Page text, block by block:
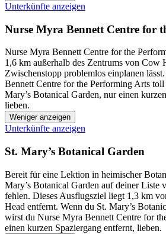
Unterkünfte anzeigen
Nurse Myra Bennett Centre for
Nurse Myra Bennett Centre for the
1,6 km außerhalb des Zentrums von Cow
Zwischenstopp problemlos einplanen
Bennett Centre for the Performing Arts
Mary’s Botanical Garden, nur einen
lieben.
Weniger anzeigen
Unterkünfte anzeigen
St. Mary’s Botanical Garden
Bereit für eine Lektion in heimischer
Mary’s Botanical Garden auf deiner Liste
fehlen. Dieses Ausflugsziel liegt 1,3 km
Head entfernt. Wenn du St. Mary’s
wirst du Nurse Myra Bennett Centre for
einen kurzen Spaziergang entfernt, lieben.